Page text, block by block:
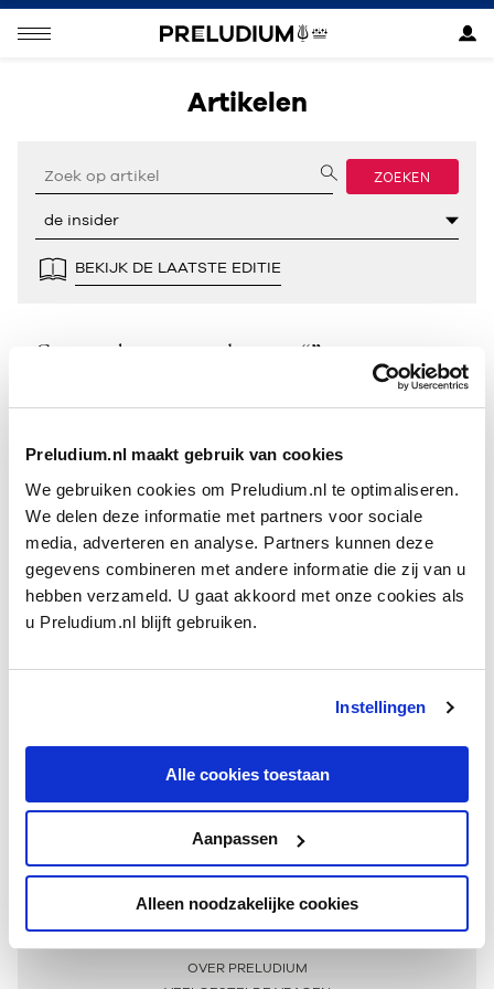
Preludium.nl maakt gebruik van cookies
We gebruiken cookies om Preludium.nl te optimaliseren.
We delen deze informatie met partners voor sociale
media, adverteren en analyse. Partners kunnen deze
gegevens combineren met andere informatie die zij van u
hebben verzameld. U gaat akkoord met onze cookies als
u Preludium.nl blijft gebruiken.
Instellingen
Alle cookies toestaan
Aanpassen
Alleen noodzakelijke cookies
Artikelen
ZOEKEN
BEKIJK DE LAATSTE EDITIE
Geen resultaten gevonden voor “”.
Meer informatie
OVER PRELUDIUM